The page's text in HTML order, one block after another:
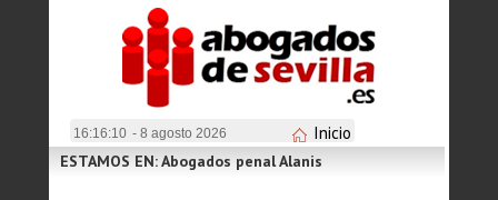
16:16:11 - 8 agosto 2026 Inicio
ESTAMOS EN: Abogados penal Alanis